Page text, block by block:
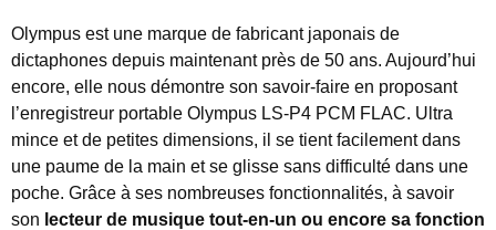
Olympus est une marque de fabricant japonais de
dictaphones depuis maintenant près de 50 ans. Aujourd’hui
encore, elle nous démontre son savoir-faire en proposant
l’enregistreur portable Olympus LS-P4 PCM FLAC. Ultra
mince et de petites dimensions, il se tient facilement dans
une paume de la main et se glisse sans difficulté dans une
poche. Grâce à ses nombreuses fonctionnalités, à savoir
son lecteur de musique tout-en-un ou encore sa fonction